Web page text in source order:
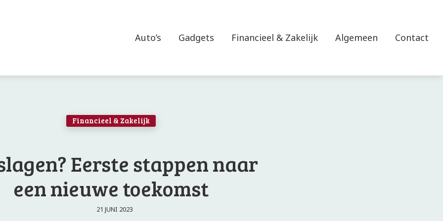
Auto’s Gadgets Financieel & Zakelijk Algemeen Contact
Financieel & Zakelijk
Eerste stappen naar
een nieuwe toekomst
21 JUNI 2023